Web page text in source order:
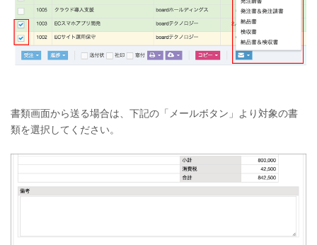
書類画面から送る場合は、下記の「メールボタン」より対象の書
類を選択してください。